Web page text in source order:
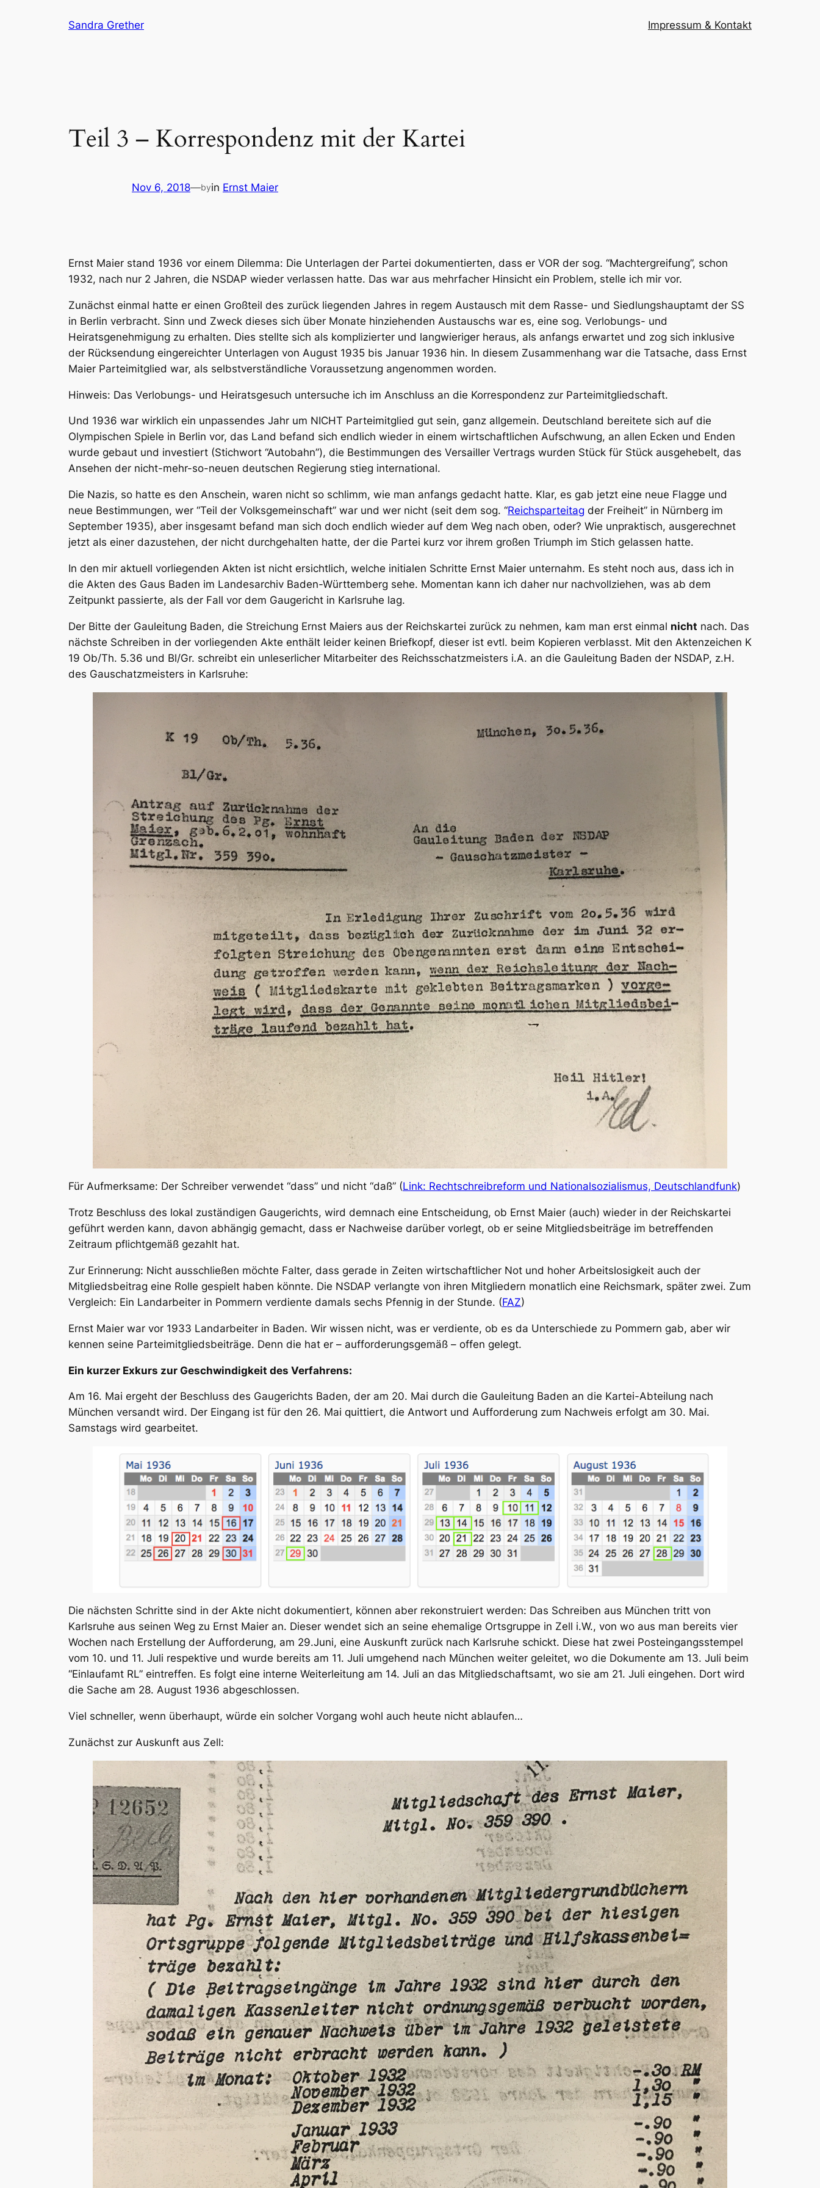
Sandra Grether Impressum & Kontakt
Teil 3 – Korrespondenz mit der Kartei
Nov 6, 2018—byin Ernst Maier
Ernst Maier stand 1936 vor einem Dilemma: Die Unterlagen der Partei dokumentierten, dass er VOR der sog. “Machtergreifung”, schon
1932, nach nur 2 Jahren, die NSDAP wieder verlassen hatte. Das war aus mehrfacher Hinsicht ein Problem, stelle ich mir vor.
Zunächst einmal hatte er einen Großteil des zurück liegenden Jahres in regem Austausch mit dem Rasse- und Siedlungshauptamt der SS
in Berlin verbracht. Sinn und Zweck dieses sich über Monate hinziehenden Austauschs war es, eine sog. Verlobungs- und
Heiratsgenehmigung zu erhalten. Dies stellte sich als komplizierter und langwieriger heraus, als anfangs erwartet und zog sich inklusive
der Rücksendung eingereichter Unterlagen von August 1935 bis Januar 1936 hin. In diesem Zusammenhang war die Tatsache, dass Ernst
Maier Parteimitglied war, als selbstverständliche Voraussetzung angenommen worden.
Hinweis: Das Verlobungs- und Heiratsgesuch untersuche ich im Anschluss an die Korrespondenz zur Parteimitgliedschaft.
Und 1936 war wirklich ein unpassendes Jahr um NICHT Parteimitglied gut sein, ganz allgemein. Deutschland bereitete sich auf die
Olympischen Spiele in Berlin vor, das Land befand sich endlich wieder in einem wirtschaftlichen Aufschwung, an allen Ecken und Enden
wurde gebaut und investiert (Stichwort “Autobahn”), die Bestimmungen des Versailler Vertrags wurden Stück für Stück ausgehebelt, das
Ansehen der nicht-mehr-so-neuen deutschen Regierung stieg international.
Die Nazis, so hatte es den Anschein, waren nicht so schlimm, wie man anfangs gedacht hatte. Klar, es gab jetzt eine neue Flagge und
neue Bestimmungen, wer “Teil der Volksgemeinschaft” war und wer nicht (seit dem sog. “Reichsparteitag der Freiheit” in Nürnberg im
September 1935), aber insgesamt befand man sich doch endlich wieder auf dem Weg nach oben, oder? Wie unpraktisch, ausgerechnet
jetzt als einer dazustehen, der nicht durchgehalten hatte, der die Partei kurz vor ihrem großen Triumph im Stich gelassen hatte.
In den mir aktuell vorliegenden Akten ist nicht ersichtlich, welche initialen Schritte Ernst Maier unternahm. Es steht noch aus, dass ich in
die Akten des Gaus Baden im Landesarchiv Baden-Württemberg sehe. Momentan kann ich daher nur nachvollziehen, was ab dem
Zeitpunkt passierte, als der Fall vor dem Gaugericht in Karlsruhe lag.
Der Bitte der Gauleitung Baden, die Streichung Ernst Maiers aus der Reichskartei zurück zu nehmen, kam man erst einmal nicht nach. Das
nächste Schreiben in der vorliegenden Akte enthält leider keinen Briefkopf, dieser ist evtl. beim Kopieren verblasst. Mit den Aktenzeichen K
19 Ob/Th. 5.36 und Bl/Gr. schreibt ein unleserlicher Mitarbeiter des Reichsschatzmeisters i.A. an die Gauleitung Baden der NSDAP, z.H.
des Gauschatzmeisters in Karlsruhe:
Für Aufmerksame: Der Schreiber verwendet “dass” und nicht “daß” (Link: Rechtschreibreform und Nationalsozialismus, Deutschlandfunk)
Trotz Beschluss des lokal zuständigen Gaugerichts, wird demnach eine Entscheidung, ob Ernst Maier (auch) wieder in der Reichskartei
geführt werden kann, davon abhängig gemacht, dass er Nachweise darüber vorlegt, ob er seine Mitgliedsbeiträge im betreffenden
Zeitraum pflichtgemäß gezahlt hat.
Zur Erinnerung: Nicht ausschließen möchte Falter, dass gerade in Zeiten wirtschaftlicher Not und hoher Arbeitslosigkeit auch der
Mitgliedsbeitrag eine Rolle gespielt haben könnte. Die NSDAP verlangte von ihren Mitgliedern monatlich eine Reichsmark, später zwei. Zum
Vergleich: Ein Landarbeiter in Pommern verdiente damals sechs Pfennig in der Stunde. (FAZ)
Ernst Maier war vor 1933 Landarbeiter in Baden. Wir wissen nicht, was er verdiente, ob es da Unterschiede zu Pommern gab, aber wir
kennen seine Parteimitgliedsbeiträge. Denn die hat er – aufforderungsgemäß – offen gelegt.
Ein kurzer Exkurs zur Geschwindigkeit des Verfahrens:
Am 16. Mai ergeht der Beschluss des Gaugerichts Baden, der am 20. Mai durch die Gauleitung Baden an die Kartei-Abteilung nach
München versandt wird. Der Eingang ist für den 26. Mai quittiert, die Antwort und Aufforderung zum Nachweis erfolgt am 30. Mai.
Samstags wird gearbeitet.
Die nächsten Schritte sind in der Akte nicht dokumentiert, können aber rekonstruiert werden: Das Schreiben aus München tritt von
Karlsruhe aus seinen Weg zu Ernst Maier an. Dieser wendet sich an seine ehemalige Ortsgruppe in Zell i.W., von wo aus man bereits vier
Wochen nach Erstellung der Aufforderung, am 29.Juni, eine Auskunft zurück nach Karlsruhe schickt. Diese hat zwei Posteingangsstempel
vom 10. und 11. Juli respektive und wurde bereits am 11. Juli umgehend nach München weiter geleitet, wo die Dokumente am 13. Juli beim
“Einlaufamt RL” eintreffen. Es folgt eine interne Weiterleitung am 14. Juli an das Mitgliedschaftsamt, wo sie am 21. Juli eingehen. Dort wird
die Sache am 28. August 1936 abgeschlossen.
Viel schneller, wenn überhaupt, würde ein solcher Vorgang wohl auch heute nicht ablaufen…
Zunächst zur Auskunft aus Zell: